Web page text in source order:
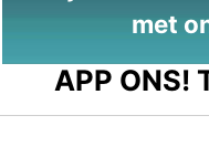
met
APP ONS!